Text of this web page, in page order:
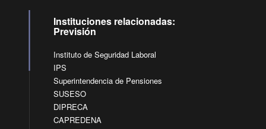
Instituciones relacionadas:
Previsión
Instituto de Seguridad Laboral
IPS
Superintendencia de Pensiones
SUSESO
DIPRECA
CAPREDENA